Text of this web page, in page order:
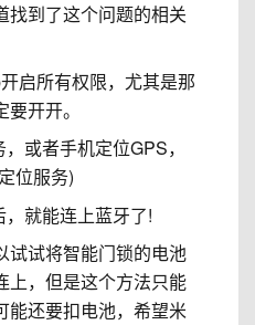
找到了这个问题的相关
启所有权限，尤其是那
开开。
或者手机定位GPS，
位服务)
就能连上蓝牙了!
试试将智能门锁的电池
上，但是这个方法只能
能还要扣电池，希望米